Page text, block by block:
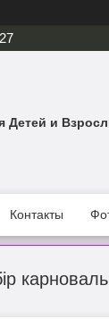
Детей и
Контакты